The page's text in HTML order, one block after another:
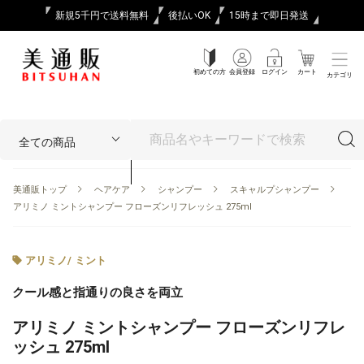
新規5千円で送料無料 後払いOK 15時まで即日発送
初めての方 会員登録 ログイン カート カテゴリ
美通販トップ ヘアケア シャンプー
スキャルプシャンプー
アリミノ ミントシャンプー フローズンリフレッシュ 275ml
アリミノ/ ミント
クール感と指通りの良さを両立
アリミノ ミントシャンプー フローズンリフレ
ッシュ 275ml